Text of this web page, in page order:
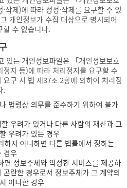
삭제)에 따라 정정·삭제를 요구할 수 있
개인정보가 수집 대상으로 명시되어
할 수 없습니다.
있는 개인정보파일은 「개인정보보호
지 등)에 따라 처리정지를 요구할 수
구 시 법 제37조 2항에 의하여 처리정
.
법령상 의무를 준수하기 위하여 불가
우려가 있거나 다른 사람의 재산과 그
우려가 있는 경우
하지 아니하면 다른 법률에서 정하는
경우
면 정보주체와 약정한 서비스를 제공하
란한 경우로서 정보주체가 그 계약의
아니한 경우